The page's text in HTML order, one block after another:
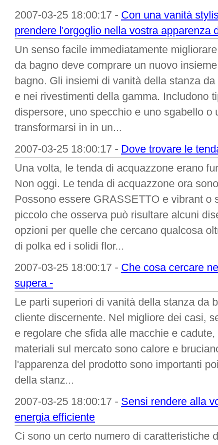
2007-03-25 18:00:17 - Con una vanità
prendere l'orgoglio nella vostra apparenza
Un senso facile immediatamente
da bagno deve comprare un nuovo
bagno. Gli insiemi di vanità della stanza
e nei rivestimenti della gamma. Includono
dispersore, uno specchio e uno sgabello
transformarsi in in un...
2007-03-25 18:00:17 - Dove trovare le
Una volta, le tenda di acquazzone erano
Non oggi. Le tenda di acquazzone ora
Possono essere GRASSETTO e vibrant o
piccolo che osserva può risultare alcuni
opzioni per quelle che cercano qualcosa
di polka ed i solidi flor...
2007-03-25 18:00:17 - Che cosa cercare
supera -
Le parti superiori di vanità della stanza da
cliente discernente. Nel migliore dei casi,
e regolare che sfida alle macchie e
materiali sul mercato sono calore e
l'apparenza del prodotto sono importanti
della stanz...
2007-03-25 18:00:17 - Sensi rendere alla
energia efficiente
Ci sono un certo numero di caratteristiche